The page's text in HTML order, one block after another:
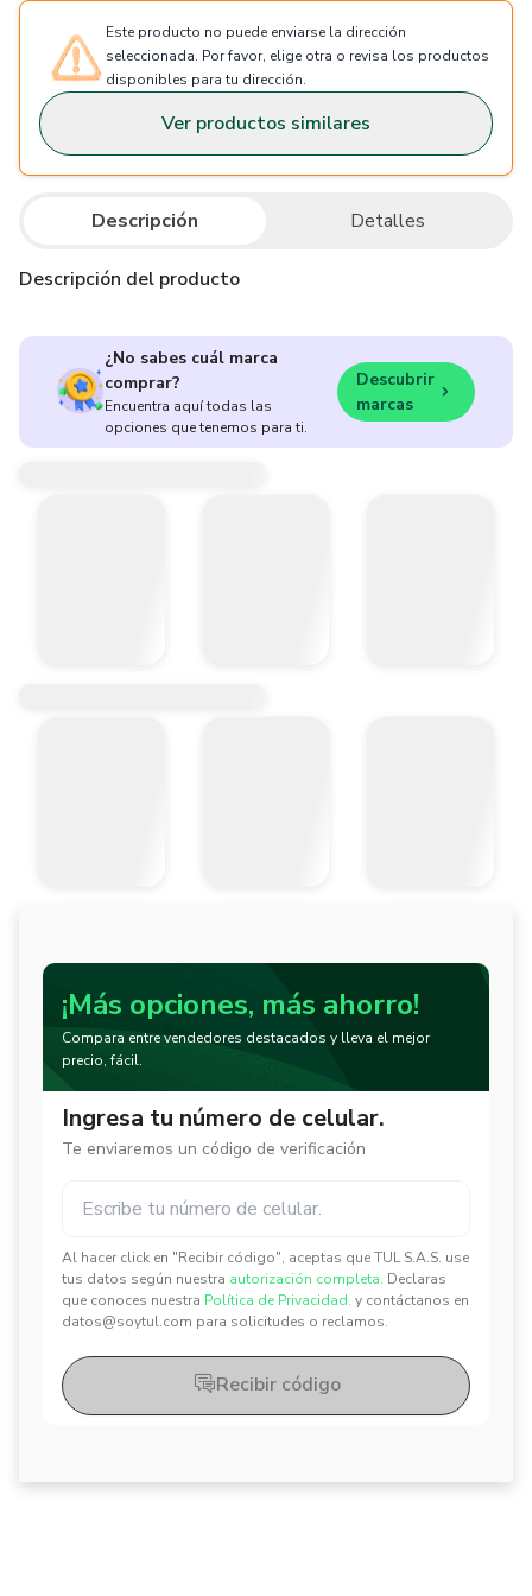
Este producto no puede enviarse la dirección
seleccionada. Por favor, elige otra o revisa los productos
disponibles para tu dirección.
Ver productos similares
Descripción Detalles
Descripción del producto
¿No sabes cuál marca
comprar?
Encuentra aquí todas las
opciones que tenemos para ti.
Descubrir
marcas
¡Más opciones, más ahorro!
Compara entre vendedores destacados y lleva el mejor
precio, fácil.
Ingresa tu número de celular.
Te enviaremos un código de verificación
Al hacer click en "Recibir código", aceptas que TUL S.A.S. use
tus datos según nuestra autorización completa. Declaras
que conoces nuestra Política de Privacidad. y contáctanos en
datos@soytul.com para solicitudes o reclamos.
✕
✕
Recibir código